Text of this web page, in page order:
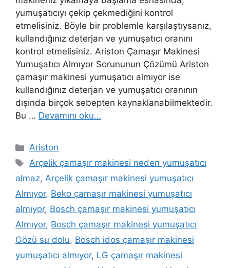
yumuşatıcıyı çekip çekmediğini kontrol
etmelisiniz. Böyle bir problemle karşılaştıysanız,
kullandığınız deterjan ve yumuşatıcı oranını
kontrol etmelisiniz. Ariston Çamaşır Makinesi
Yumuşatıcı Almıyor Sorununun Çözümü Ariston
çamaşır makinesi yumuşatıcı almıyor ise
kullandığınız deterjan ve yumuşatıcı oranının
dışında birçok sebepten kaynaklanabilmektedir.
Bu … Devamını oku…
Kategoriler
Ariston
Etiketler
Arçelik çamaşır makinesi neden yumuşatıcı
almaz, Arçelik çamaşır makinesi yumuşatıcı
Almıyor, Beko çamaşır makinesi yumuşatıcı
almıyor, Bosch çamaşır makinesi yumuşatıcı
Almıyor, Bosch çamaşır makinesi yumuşatıcı
Gözü su dolu, Bosch idos çamaşır makinesi
yumuşatıcı almıyor, LG çamaşır makinesi